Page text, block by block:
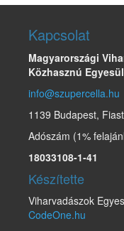
Kapcsolat
Magyarországi
Közhasznú
info@szupercella.hu
1139 Budapest,
Adószám (1%
18033108-1-41
Készítette
Viharvadászok
CodeOne.hu